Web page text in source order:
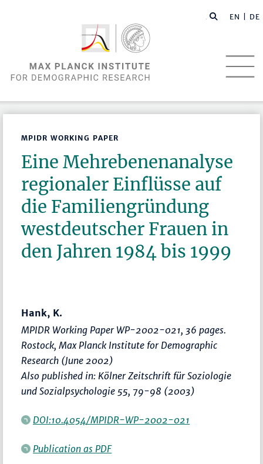
EN | DE
MPIDR WORKING PAPER
Eine Mehrebenenanalyse
regionaler Einflüsse auf
die Familiengründung
westdeutscher Frauen in
den Jahren 1984 bis 1999
Hank, K.
MPIDR Working Paper WP-2002-021, 36 pages.
Rostock, Max Planck Institute for Demographic
Research (June 2002)
Also published in: Kölner Zeitschrift für Soziologie
und Sozialpsychologie 55, 79-98 (2003)
DOI:10.4054/MPIDR-WP-2002-021
Publication as PDF